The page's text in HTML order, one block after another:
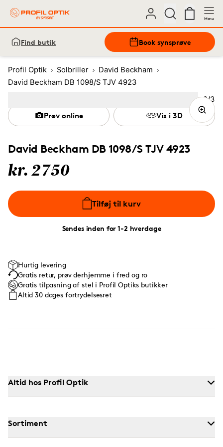
Menu
Find butik Book synsprøve
Profil Optik Solbriller
David Beckham
David Beckham DB 1098/S TJV 4923
David Beckham DB 1098/S TJV 4923
kr. 2750
Tilføj til kurv
Sendes inden for 1-2 hverdage
Prøv online Vis i 3D
Hurtig levering
Gratis retur, prøv derhjemme i fred og ro
Gratis tilpasning af stel i Profil Optiks butikker
Altid 30 dages fortrydelsesret
2/3
3
Altid hos Profil Optik
Sortiment